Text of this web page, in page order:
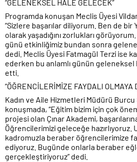
“GELENEKSEL HALE GELECEK”
Programda konuşan Meclis Üyesi
“Sizlere başarılar diliyorum. Ben de bir
olarak yaşadığını zorlukları
günü etkinliğimiz bundan sonra
dedi. Meclis Üyesi Fatmagül Terzi ise
ederken bu anlamlı günün
etti.
“ÖĞRENCİLERİMİZE FAYDALI OLMAYA
Kadın ve Aile Hizmetleri Müdürü Burcu
konuşmada, “Eğitim bizim için çok
projesi olan Çınar Akademi,
Öğrencilerimizi geleceğe hazırlıyoruz.
kadromuzla beraber öğrencilerimize
ediyoruz. Bugünde onlarla beraber
gerçekleştiriyoruz” dedi.